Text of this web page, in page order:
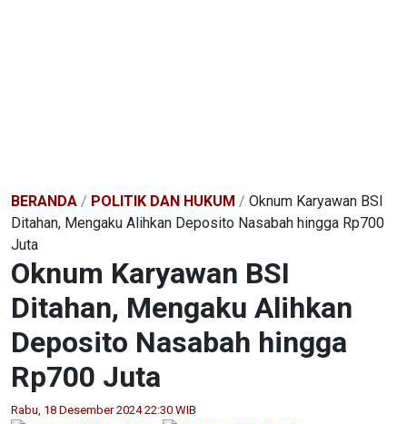
BERANDA / POLITIK DAN HUKUM / Oknum Karyawan BSI
Ditahan, Mengaku Alihkan Deposito Nasabah hingga Rp700
Juta
Oknum Karyawan BSI
Ditahan, Mengaku Alihkan
Deposito Nasabah hingga
Rp700 Juta
Rabu, 18 Desember 2024 22:30 WIB